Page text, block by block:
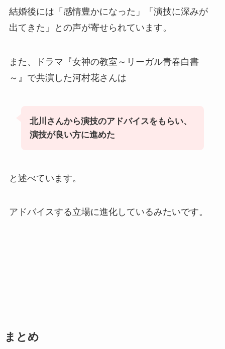
結婚後には「感情豊かになった」「演技に深みが
出てきた」との声が寄せられています。
また、ドラマ『女神の教室～リーガル青春白書
～』で共演した河村花さんは
北川さんから演技のアドバイスをもらい、
演技が良い方に進めた
と述べています。
アドバイスする立場に進化しているみたいです。
まとめ